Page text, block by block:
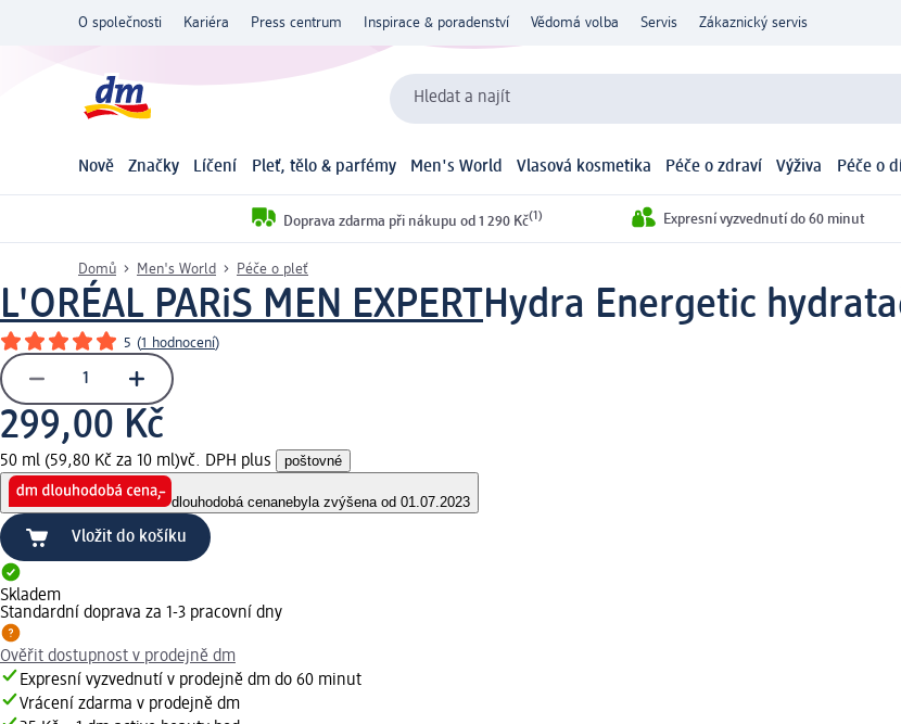
O společnosti Kariéra Press centrum Inspirace & poradenství Vědomá volba Servis Zákaznický servis
Hledat a najít
Nově Značky Líčení Pleť, tělo & parfémy Men's World Vlasová kosmetika Péče o zdraví Výživa Péče o
Doprava zdarma při nákupu od 1 290 Kč(1) Expresní vyzvednutí do 60 minut
Domů Men's World Péče o pleť
L'ORÉAL PARiS MEN EXPERTHydra Energetic
5 (1 hodnocení)
299,00 Kč
50 ml (59,80 Kč za 10 ml)vč. DPH plus poštovné
dlouhodobá cenanebyla zvýšena od 01.07.2023
Vložit do košíku
Skladem
Standardní doprava za 1-3 pracovní dny
Ověřit dostupnost v prodejně dm
Expresní vyzvednutí v prodejně dm do 60 minut
Vrácení zdarma v prodejně dm